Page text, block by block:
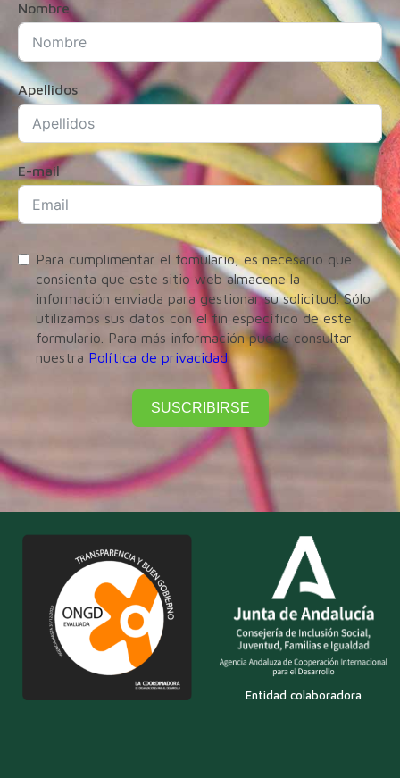
Nombre
Apellidos
E-mail
Para cumplimentar el fomulario, es necesario que
consienta que este sitio web almacene la
información enviada para gestionar su solicitud. Sólo
utilizamos sus datos con el fin específico de este
formulario. Para más información puede consultar
nuestra Política de privacidad
SUSCRIBIRSE
Entidad colaboradora